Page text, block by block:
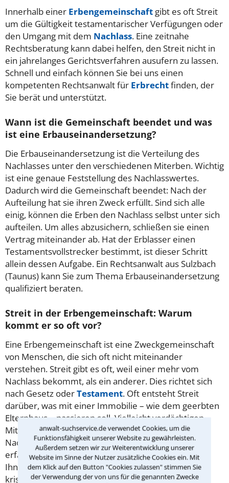
anwalt-suchservice.de verwendet Cookies, um die
Funktionsfähigkeit unserer Website zu gewährleisten.
Außerdem setzen wir zur Weiterentwicklung unserer
Website im Sinne der Nutzer zusätzliche Cookies ein. Mit
dem Klick auf den Button "Cookies zulassen" stimmen Sie
der Verwendung der von uns für die genannten Zwecke
Innerhalb einer Erbengemeinschaft gibt es oft Streit
um die Gültigkeit testamentarischer Verfügungen oder
den Umgang mit dem Nachlass. Eine zeitnahe
Rechtsberatung kann dabei helfen, den Streit nicht in
ein jahrelanges Gerichtsverfahren ausufern zu lassen.
Schnell und einfach können Sie bei uns einen
kompetenten Rechtsanwalt für Erbrechtfinden, der
Sie berät und unterstützt.
Wann ist die Gemeinschaft beendet und was
ist eine Erbauseinandersetzung?
Die Erbauseinandersetzung ist die Verteilung des
Nachlasses unter den verschiedenen Miterben. Wichtig
ist eine genaue Feststellung des Nachlasswertes.
Dadurch wird die Gemeinschaft beendet: Nach der
Aufteilung hat sie ihren Zweck erfüllt. Sind sich alle
einig, können die Erben den Nachlass selbst unter sich
aufteilen. Um alles abzusichern, schließen sie einen
Vertrag miteinander ab. Hat der Erblasser einen
Testamentsvollstrecker bestimmt, ist dieser Schritt
allein dessen Aufgabe. Ein Rechtsanwalt aus Sulzbach
(Taunus) kann Sie zum Thema Erbauseinandersetzung
qualifiziert beraten.
Streit in der Erbengemeinschaft: Warum
kommt er so oft vor?
Eine Erbengemeinschaft ist eine Zweckgemeinschaft
von Menschen, die sich oft nicht miteinander
verstehen. Streit gibt es oft, weil einer mehr vom
Nachlass bekommt, als ein anderer. Dies richtet sich
nach Gesetz oderTestament. Oft entsteht Streit
darüber, was mit einer Immobilie – wie dem geerbten
Elternhaus – passieren soll. Vielleicht verdächtigen
Miterben andere Miterben, sich vor Sichtung des
Nachlasses bereits daran bereichert zu haben. Ein
erfahrener Rechtsanwalt in Sulzbach (Taunus) kann
Ihnen helfen, wenn es in der Erbengemeinschaft
kriselt.